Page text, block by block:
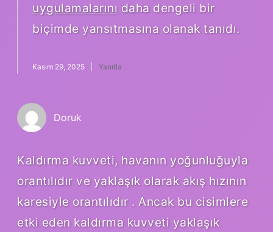
uygulamalarını daha dengeli bir
biçimde yansıtmasına olanak tanıdı.
Kasım 29, 2025 Yanıtla
Doruk
Kaldırma kuvveti, havanın yoğunluğuyla
orantılıdır ve yaklaşık olarak akış hızının
karesiyle orantılıdır . Ancak bu cisimlere
etki eden kaldırma kuvveti yaklaşık